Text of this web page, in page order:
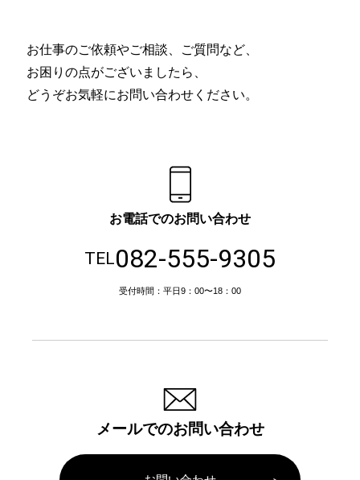
お仕事のご依頼やご相談、ご質問など、
お困りの点がございましたら、
どうぞお気軽にお問い合わせください。
お電話でのお問い合わせ
TEL082-555-9305
受付時間：平日9：00〜18：00
メールでのお問い合わせ